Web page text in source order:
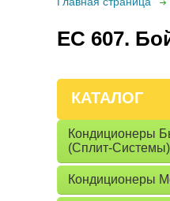
EC 607.
КАТАЛОГ
Кондиционеры
(сплит-Системы)
Кондиционеры